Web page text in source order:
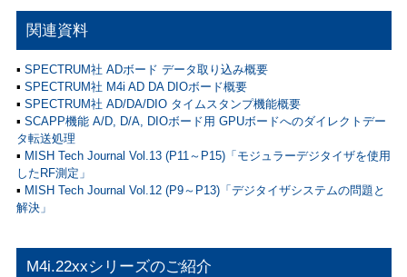
関連資料
▪ SPECTRUM社 ADボード データ取り込み概要
▪ SPECTRUM社 M4i AD DA DIOボード概要
▪ SPECTRUM社 AD/DA/DIO タイムスタンプ機能概要
▪ SCAPP機能 A/D, D/A, DIOボード用 GPUボードへのダイレクトデー
タ転送処理
▪ MISH Tech Journal Vol.13 (P11～P15)「モジュラーデジタイザを使用
したRF測定」
▪ MISH Tech Journal Vol.12 (P9～P13)「デジタイザシステムの問題と
解決」
M4i.22xxシリーズのご紹介